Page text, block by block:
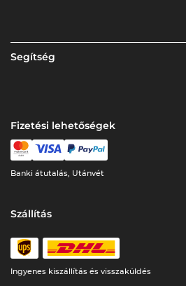
Segítség
Fizetési lehetőségek
Banki átutalás, Utánvét
Szállítás
Ingyenes kiszállítás és visszaküldés